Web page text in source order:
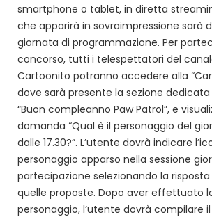
smartphone o tablet, in diretta
che apparirà in sovraimpressione sarà
giornata di programmazione. Per
concorso, tutti i telespettatori del
Cartoonito potranno accedere alla
dove sarà presente la sezione
“Buon compleanno Paw Patrol”, e
domanda “Qual è il personaggio del
dalle 17.30?”. L’utente dovrà indicare
personaggio apparso nella sessione
partecipazione selezionando la
quelle proposte. Dopo aver effettuato
personaggio, l’utente dovrà compilare